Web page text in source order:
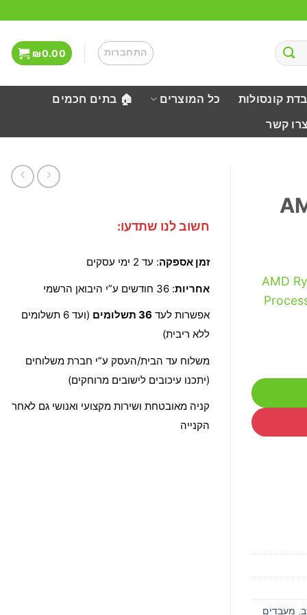
התחברות ₪0.00
קונסולות כל המוצרים
🏠 בתים חכמים
קשר
AMD
, מעבדים
חשוב לנו שתדעו:
זמן אספקה: עד 2 ימי עסקים
אחריות: 36 חודשים ע”י היבואן הרשמי
אפשרות לעד 36 תשלומים
(ועד 6 תשלומים
ללא ריבית)
משלוח עד הבית/העסק ע”י חברת משלוחים
(יתכנו עיכובים לישובים מרוחקים)
קניה מאובטחת ושירות מקצועי ואנושי גם לאחר
הקנייה